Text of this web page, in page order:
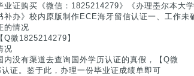
业证购买《微信：1825214279》《办理墨尔本大
办》校内原版制作ECE海牙留信认证一、工作未
的情况
微1825214279】
况
没有渠道去查询国外学历认证的真假，【Q微
证。鉴于此，办理一份毕业证成绩单即可